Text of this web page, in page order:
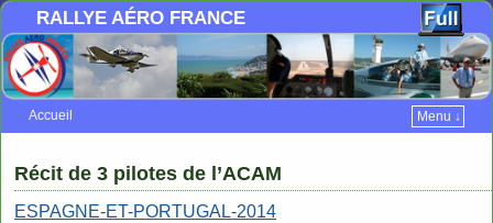
RALLYE AÉRO FRANCE
Accueil
Menu ↓
Récit de 3 pilotes de l’ACAM
ESPAGNE-ET-PORTUGAL-2014